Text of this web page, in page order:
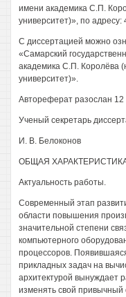
имени академика С.П.
университет)», по
С диссертацией можно
«Самарский
академика С.П. Королёва
университет)».
Автореферат разослан 12
Ученый секретарь
И. В. Белоконов
ОБЩАЯ
Актуальность работы.
Современный этап
области повышения
значительной степени
компьютерного
процессоров.
прикладных задач на
архитектурой вынуждает
изменять свой привычный